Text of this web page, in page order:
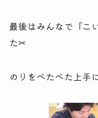
最後はみんなで『こ
た✂
のりをぺたぺた上